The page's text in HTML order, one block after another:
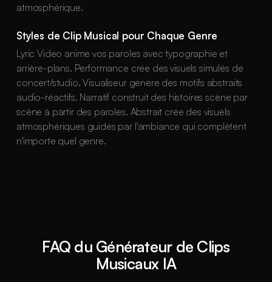
atmosphérique.
Styles de Clip Musical pour Chaque Genre
Lyric Video anime vos paroles avec typographie et
arrière-plans. Performance crée des visuels simulés de
concert/studio. Visualiseur génère des motifs abstraits
audio-réactifs. Narratif construit des histoires scène par
scène à partir des paroles. Abstrait crée des visuels
atmosphériques guidés par l'ambiance qui complètent
n'importe quel genre.
FAQ du Générateur de Clips
Musicaux IA